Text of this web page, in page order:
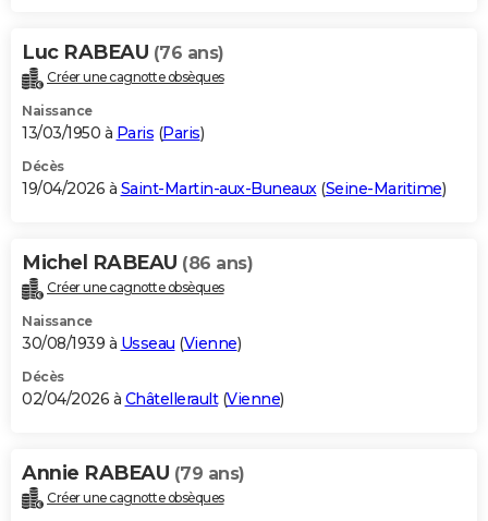
Bricolage
Lifestyle
Culture
Sport
Auto
Television
Voyage
Cinema
Luc RABEAU (76 ans)
Créer une cagnotte obsèques
Naissance
13/03/1950 à Paris (Paris)
Décès
19/04/2026 à Saint-Martin-aux-Buneaux(Seine-Maritime)
Michel RABEAU (86 ans)
Créer une cagnotte obsèques
Naissance
30/08/1939 à Usseau (Vienne)
Décès
02/04/2026 à Châtellerault(Vienne)
Annie RABEAU (79 ans)
Créer une cagnotte obsèques